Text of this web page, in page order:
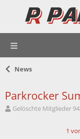
News
Parkrocker
E
Gelöschte Mitglieder
1